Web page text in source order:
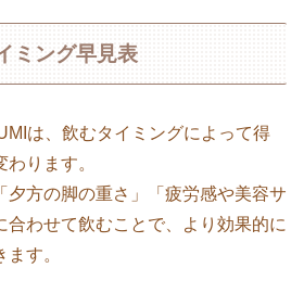
ミング早見表
は、飲むタイミングによって得
ります。
夕方の脚の重さ」「疲労感や美容サ
合わせて飲むことで、より効果的に
す。